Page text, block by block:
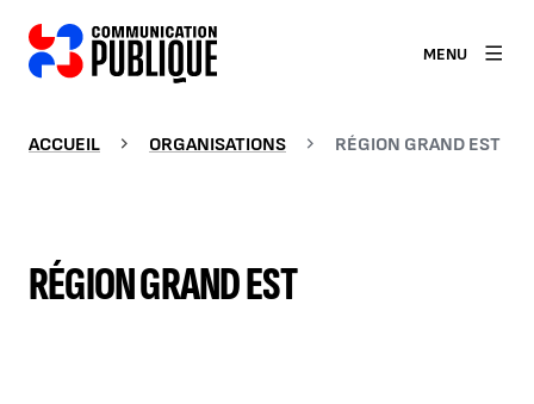
MENU
ACCUEIL ORGANISATIONS RÉGION GRAND EST
RÉGION GRAND EST